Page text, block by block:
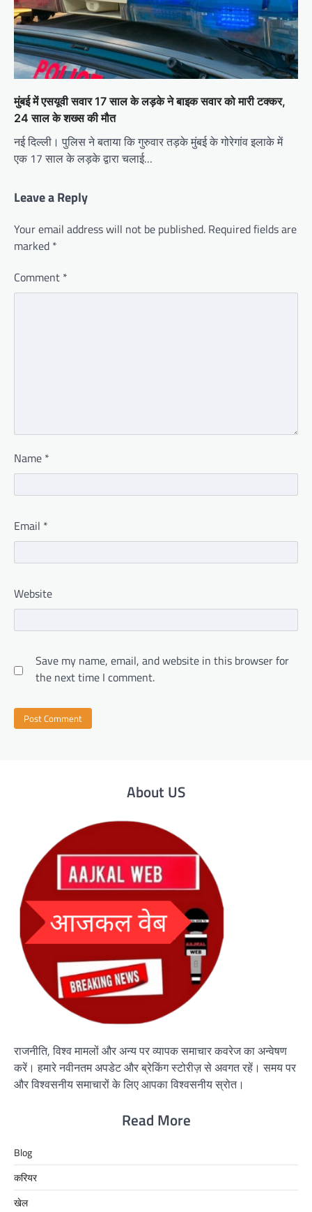
मुंबई में एसयूवी सवार 17 साल के लड़के ने बाइक सवार को मारी टक्कर,
24 साल के शख्स की मौत
नई दिल्ली। पुलिस ने बताया कि गुरुवार तड़के मुंबई के गोरेगांव इलाके में
एक 17 साल के लड़के द्वारा चलाई…
Leave a Reply
Your email address will not be published. Required fields are
marked *
Comment *
Name *
Email *
Website
Save my name, email, and website in this browser for
the next time I comment.
About US
राजनीति, विश्व मामलों और अन्य पर व्यापक समाचार कवरेज का अन्वेषण
करें। हमारे नवीनतम अपडेट और ब्रेकिंग स्टोरीज़ से अवगत रहें। समय पर
और विश्वसनीय समाचारों के लिए आपका विश्वसनीय स्रोत।
Read More
Blog
करियर
खेल